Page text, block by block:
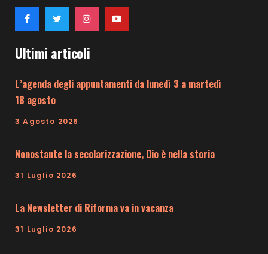
Ultimi articoli
L’agenda degli appuntamenti da lunedì 3 a martedì
18 agosto
3 Agosto 2026
Nonostante la secolarizzazione, Dio è nella storia
31 Luglio 2026
La Newsletter di Riforma va in vacanza
31 Luglio 2026